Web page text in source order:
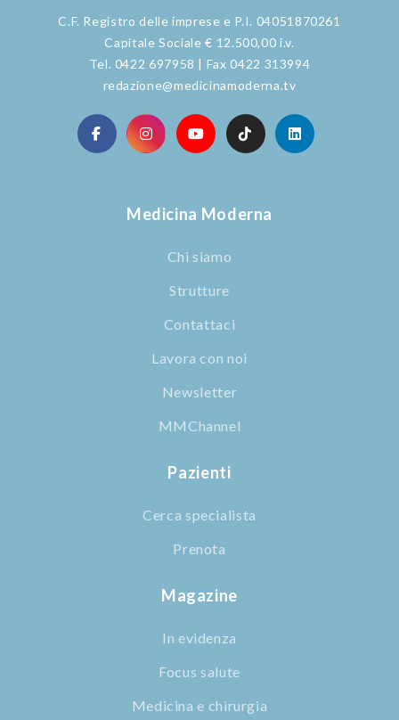
C.F. Registro delle imprese e P.I. 04051870261
Capitale Sociale € 12.500,00 i.v.
Tel. 0422 697958 | Fax 0422 313994
redazione@medicinamoderna.tv
Medicina Moderna
Chi siamo
Strutture
Contattaci
Lavora con noi
Newsletter
MMChannel
Pazienti
Cerca specialista
Prenota
Magazine
In evidenza
Focus salute
Medicina e chirurgia